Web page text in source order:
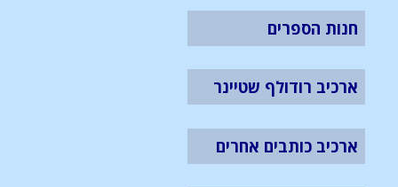
חנות הספרים
ארכיב רודולף שטיינר
ארכיב כותבים אחרים